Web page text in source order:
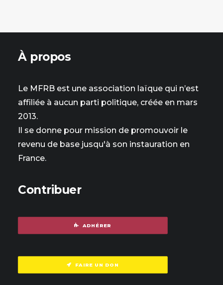
À propos
Le MFRB est une association laïque qui n’est
affiliée à aucun parti politique, créée en mars
2013.
Il se donne pour mission de promouvoir le
revenu de base jusqu'à son instauration en
France.
Contribuer
ADHÉRER
FAIRE UN DON